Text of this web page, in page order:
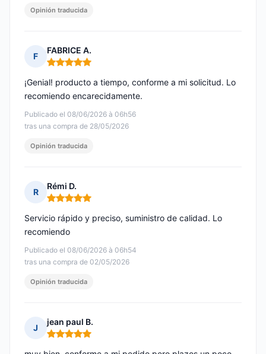
Opinión traducida
F
FABRICE A.
Nota: 5 de 5
Publicado el 08/06/2026 à 06h56
tras una compra de 28/05/2026
¡Genial! producto a tiempo, conforme a mi solicitud. Lo
recomiendo encarecidamente.
Opinión traducida
R
Rémi D.
Nota: 5 de 5
Publicado el 08/06/2026 à 06h54
tras una compra de 02/05/2026
Servicio rápido y preciso, suministro de calidad. Lo
recomiendo
Opinión traducida
J
jean paul B.
Nota: 5 de 5